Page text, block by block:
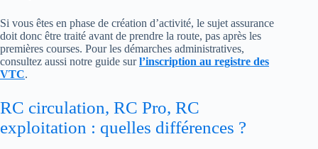
Si vous êtes en phase de création d’activité, le sujet assurance
doit donc être traité avant de prendre la route, pas après les
premières courses. Pour les démarches administratives,
consultez aussi notre guide surl’inscription au registre des
VTC.
RC circulation, RC Pro, RC
exploitation : quelles différences ?